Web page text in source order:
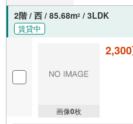
2階 / 西 / 85.68m2 / 3LDK
賃貸中
画像0枚